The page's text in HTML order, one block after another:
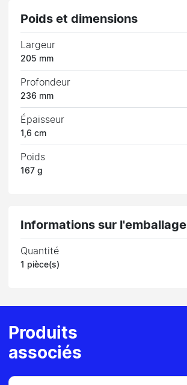
Poids et dimensions
Largeur
205 mm
Profondeur
236 mm
Épaisseur
1,6 cm
Poids
167 g
Informations sur l'emballage
Quantité
1 pièce(s)
Produits
associés